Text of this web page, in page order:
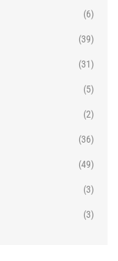
(6)
(39)
(31)
(5)
(2)
(36)
(49)
(3)
(3)